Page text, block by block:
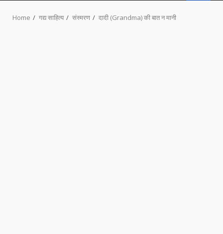
Home गद्य साहित्य संस्मरण दादी (Grandma) की बात न मानी